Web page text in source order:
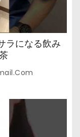
ラになる飲み